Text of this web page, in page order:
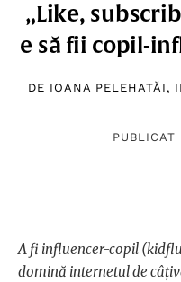
„Like,
e să fii copil-
DE IOANA PELEHATĂI ,
A fi influencer-copil
domină internetul de